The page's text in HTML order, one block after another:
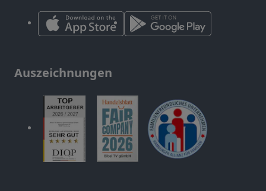
Auszeichnungen